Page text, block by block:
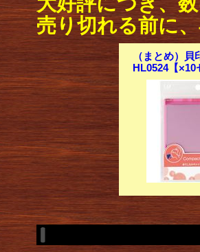
売り切れる前に
（まとめ）
HL0524【×10